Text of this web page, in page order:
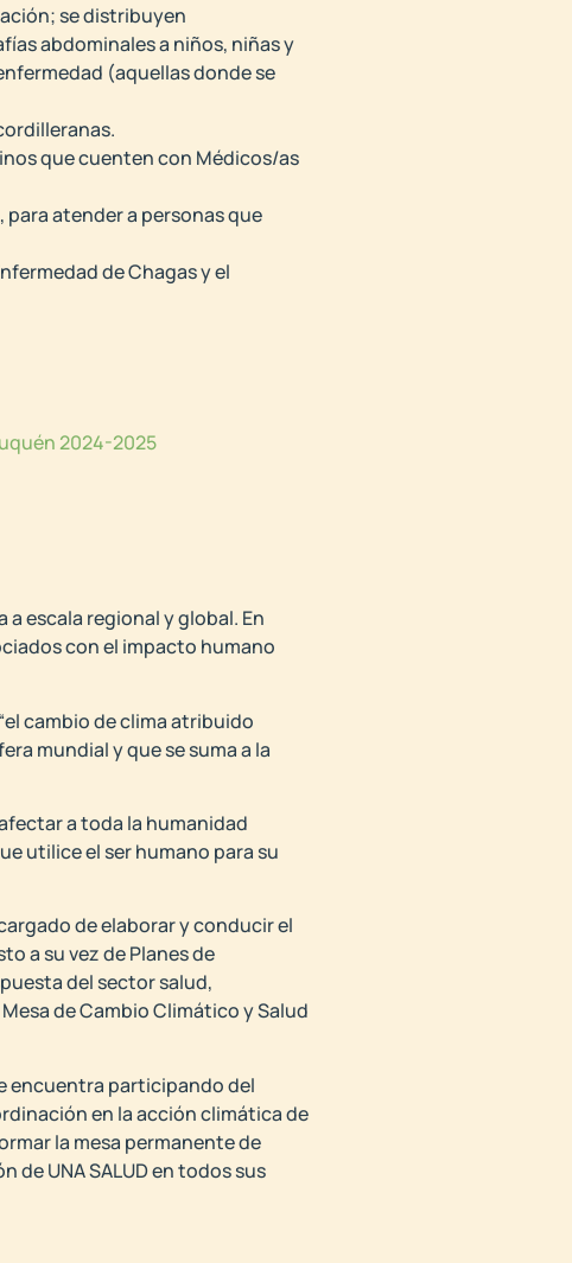
se distribuyen
abdominales a niños, niñas y
(aquellas donde se
que cuenten con Médicos/as
atender a personas que
de Chagas y el
2024-2025
escala regional y global. En
con el impacto humano
cambio de clima atribuido
mundial y que se suma a la
a toda la humanidad
utilice el ser humano para su
de elaborar y conducir el
a su vez de Planes de
del sector salud,
de Cambio Climático y Salud
encuentra participando del
en la acción climática de
la mesa permanente de
UNA SALUD en todos sus